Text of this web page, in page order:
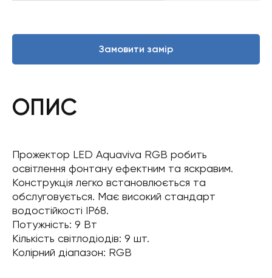
Замовити замір
ОПИС
Прожектор LED Aquaviva RGB робить
освітлення фонтану ефектним та яскравим.
Конструкція легко встановлюється та
обслуговується. Має високий стандарт
водостійкості IP68.
Потужність: 9 Вт
Кількість світлодіодів: 9 шт.
Колірний діапазон: RGB